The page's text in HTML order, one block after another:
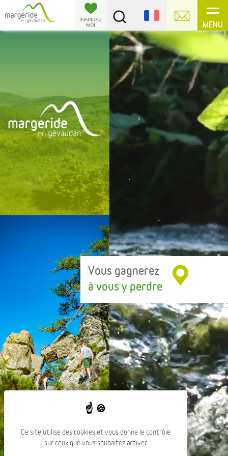
MENU
INSPIREZ
MOI
Vous gagnerez
à vous y perdre
Panneau de gestion des cookies
Ce site utilise des cookies et vous donne le contrôle
sur ceux que vous souhaitez activer